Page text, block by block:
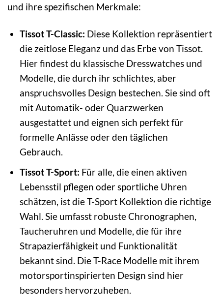
und ihre spezifischen Merkmale:
Tissot T-Classic: Diese Kollektion repräsentiert
die zeitlose Eleganz und das Erbe von Tissot.
Hier findest du klassische Dresswatches und
Modelle, die durch ihr schlichtes, aber
anspruchsvolles Design bestechen. Sie sind oft
mit Automatik- oder Quarzwerken
ausgestattet und eignen sich perfekt für
formelle Anlässe oder den täglichen
Gebrauch.
Tissot T-Sport: Für alle, die einen aktiven
Lebensstil pflegen oder sportliche Uhren
schätzen, ist die T-Sport Kollektion die richtige
Wahl. Sie umfasst robuste Chronographen,
Taucheruhren und Modelle, die für ihre
Strapazierfähigkeit und Funktionalität
bekannt sind. Die T-Race Modelle mit ihrem
motorsportinspirierten Design sind hier
besonders hervorzuheben.